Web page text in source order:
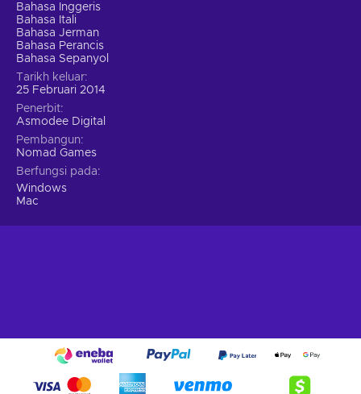
Bahasa Inggeris
Bahasa Itali
Bahasa Jerman
Bahasa Perancis
Bahasa Sepanyol
Tarikh keluar
25 Februari 2014
Penerbit
Asmodee Digital
Pembangun
Nomad Games
Berfungsi pada
Windows
Mac